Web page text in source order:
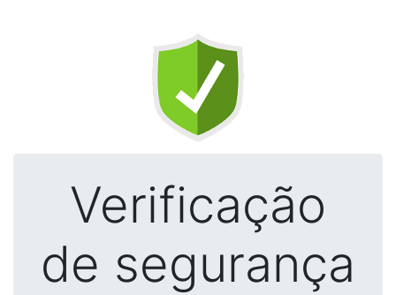
Verificação
de segurança